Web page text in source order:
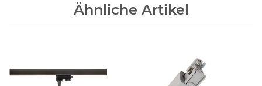
Ähnliche Artikel